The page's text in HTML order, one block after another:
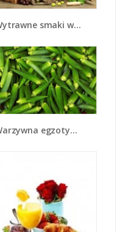
Wytrawne smaki wina - JN289
Warzywna egzotyka - JN191